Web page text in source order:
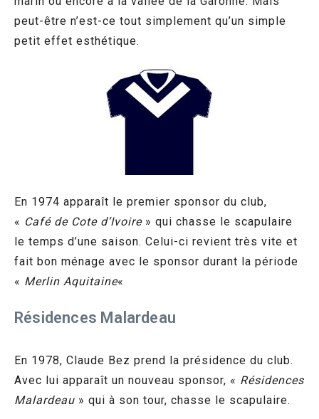
peut-être n’est-ce tout simplement qu’un simple
petit effet esthétique.
En 1974 apparaît le premier sponsor du club,
« Café de Cote d’Ivoire» qui chasse le scapulaire
le temps d’une saison. Celui-ci revient très vite et
fait bon ménage avec le sponsor durant la période
« Merlin Aquitaine«
Résidences Malardeau
En 1978, Claude Bez prend la présidence du club.
Avec lui apparaît un nouveau sponsor, « Résidences
Malardeau » qui à son tour, chasse le scapulaire.